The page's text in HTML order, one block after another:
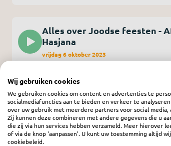
Alles over Joodse feesten -
Hasjana
vrijdag 6 oktober 2023
Meer programma’s
Wij gebruiken cookies
We gebruiken cookies om content en advertenties te
socialmediafuncties aan te bieden en verkeer te
over uw gebruik met meerdere partners voor social media,
Zij kunnen deze combineren met andere gegevens die u
die zij via hun services hebben verzameld. Meer hierover
of via de knop 'aanpassen'. U kunt uw toestemming altijd
cookiebeleid.